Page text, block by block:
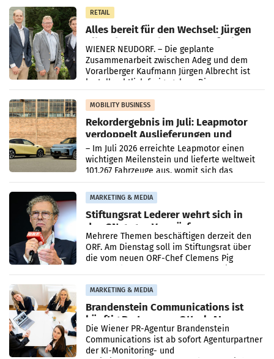
RETAIL
Alles bereit für den Wechsel: Jürgen
Albrecht setzt ab 1.1.2027 auf Adeg
WIENER NEUDORF. – Die geplante
Zusammenarbeit zwischen Adeg und dem
Vorarlberger Kaufmann Jürgen Albrecht ist
kartellrechtlich freigegeben: Die
Bundeswettbewerbsbehörde und der
Bundeskartellanwalt
MOBILITY BUSINESS
Rekordergebnis im Juli: Leapmotor
verdoppelt Auslieferungen und
überschreitet die 100.000er-Marke
– Im Juli 2026 erreichte Leapmotor einen
wichtigen Meilenstein und lieferte weltweit
101.267 Fahrzeuge aus, womit sich das
Ergebnis gegenüber Juli 2025 mehr als
verdoppelte (+102
MARKETING & MEDIA
Stiftungsrat Lederer wehrt sich in
den SN gegen Vorwürfe
Mehrere Themen beschäftigen derzeit den
ORF. Am Dienstag soll im Stiftungsrat über
die vom neuen ORF-Chef Clemens Pig
MARKETING & MEDIA
Brandenstein Communications ist
künftig Partner von OtterlyAI
Die Wiener PR-Agentur Brandenstein
Communications ist ab sofort Agenturpartner
der KI-Monitoring- und